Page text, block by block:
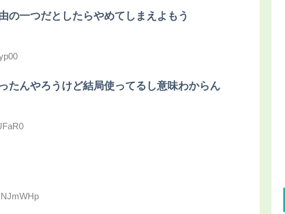
の一つだとしたらやめてしまえよもう
たんやろうけど結局使ってるし意味わからん